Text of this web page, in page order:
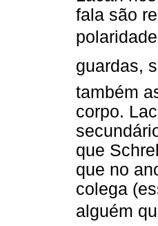
fala são
guardas,
também
corpo.
que
que no
colega
alguém